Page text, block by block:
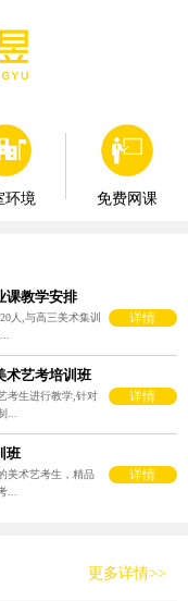
环境 免费网课
课教学安排
人,与高三美术集训
详情
术艺考培训班
考生进行教学,针对
...
详情
班
美术艺考生，精品
...
详情
更多详情>>